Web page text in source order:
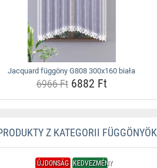
Jacquard függöny G808 300x160 biała
6966 Ft6882 Ft
Z KATEGORII FÜGGÖNYÖK
ÚJDONSÁG KEDVEZMÉNY